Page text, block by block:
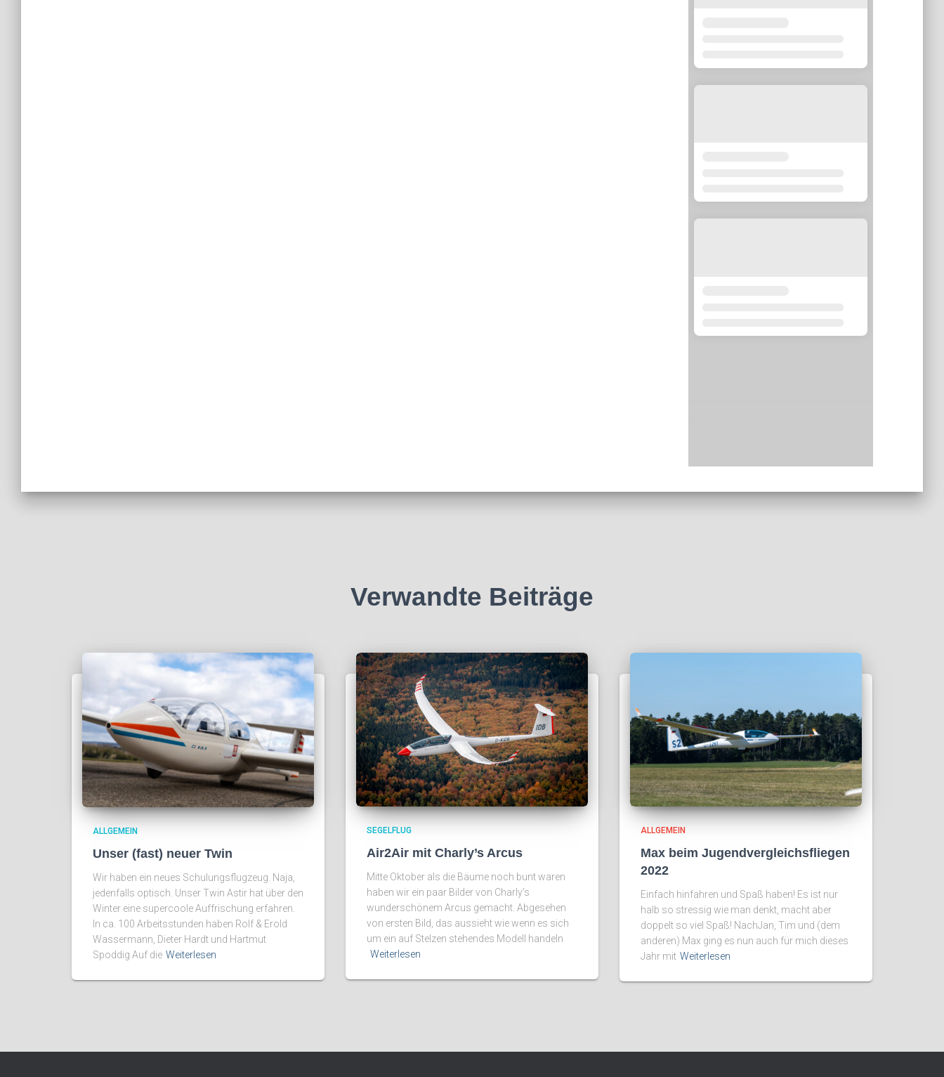
Verwandte Beiträge
ALLGEMEIN
Unser (fast) neuer Twin
Wir haben ein neues Schulungsflugzeug. Naja,
jedenfalls optisch. Unser Twin Astir hat über den
Winter eine supercoole Auffrischung erfahren.
In ca. 100 Arbeitsstunden haben Rolf & Erold
Wassermann, Dieter Hardt und Hartmut
Spoddig Auf die Weiterlesen
SEGELFLUG
Air2Air mit Charly’s Arcus
Mitte Oktober als die Bäume noch bunt waren
haben wir ein paar Bilder von Charly’s
wunderschönem Arcus gemacht. Abgesehen
von ersten Bild, das aussieht wie wenn es sich
um ein auf Stelzen stehendes Modell handeln
Weiterlesen
ALLGEMEIN
Max beim Jugendvergleichsfliegen
2022
Einfach hinfahren und Spaß haben! Es ist nur
halb so stressig wie man denkt, macht aber
doppelt so viel Spaß! NachJan, Tim und (dem
anderen) Max ging es nun auch für mich dieses
Jahr mit Weiterlesen